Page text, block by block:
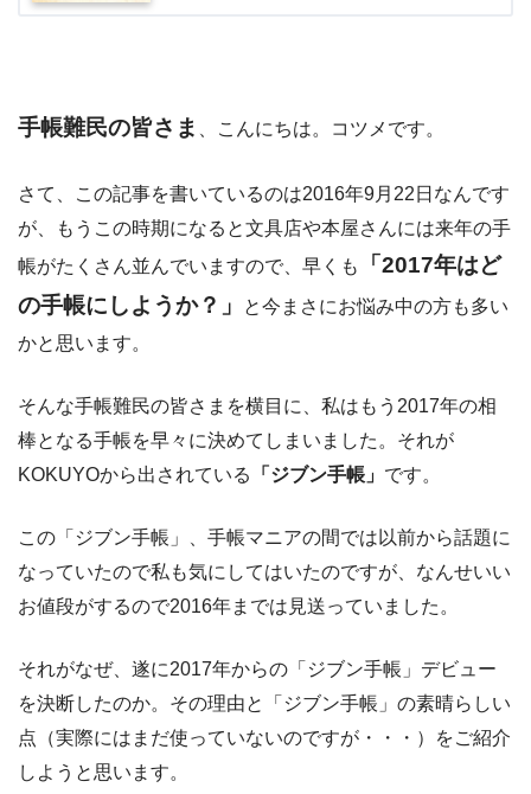
手帳難民の皆さま 、こんにちは。コツメです。
さて、この記事を書いているのは2016年9月22日なんです
が、もうこの時期になると文具店や本屋さんには来年の手
帳がたくさん並んでいますので、早くも
「2017年はど
の手帳にしようか？」
と今まさにお悩み中の方も多い
かと思います。
そんな手帳難民の皆さまを横目に、私はもう2017年の相
棒となる手帳を早々に決めてしまいました。それが
KOKUYOから出されている
「ジブン手帳」 です。
この「ジブン手帳」、手帳マニアの間では以前から話題に
なっていたので私も気にしてはいたのですが、なんせいい
お値段がするので2016年までは見送っていました。
それがなぜ、遂に2017年からの「ジブン手帳」デビュー
を決断したのか。その理由と「ジブン手帳」の素晴らしい
点（実際にはまだ使っていないのですが・・・）をご紹介
しようと思います。